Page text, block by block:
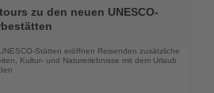
zu den neuen UNESCO-
Stätten eröffnen Reisenden zusätzliche
Kultur- und Naturerlebnisse mit dem Urlaub